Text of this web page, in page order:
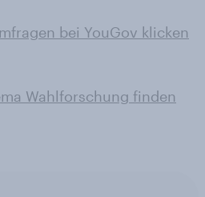
bei YouGov klicken
Wahlforschung finden